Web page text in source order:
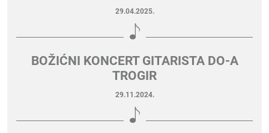
29.04.2025.
BOŽIĆNI KONCERT GITARISTA DO-A
TROGIR
29.11.2024.